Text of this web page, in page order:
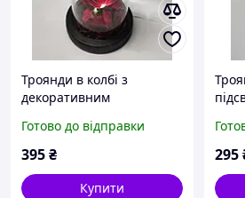
Троянди в колбі з
декоративним
троянда Червона EL0227
Готово до відправки
395₴
Купити
295